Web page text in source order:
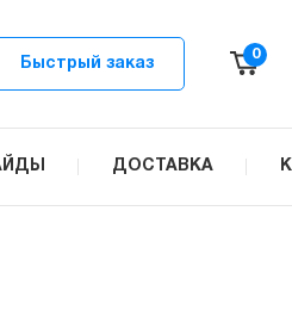
Быстрый заказ
0
ДОСТАВКА